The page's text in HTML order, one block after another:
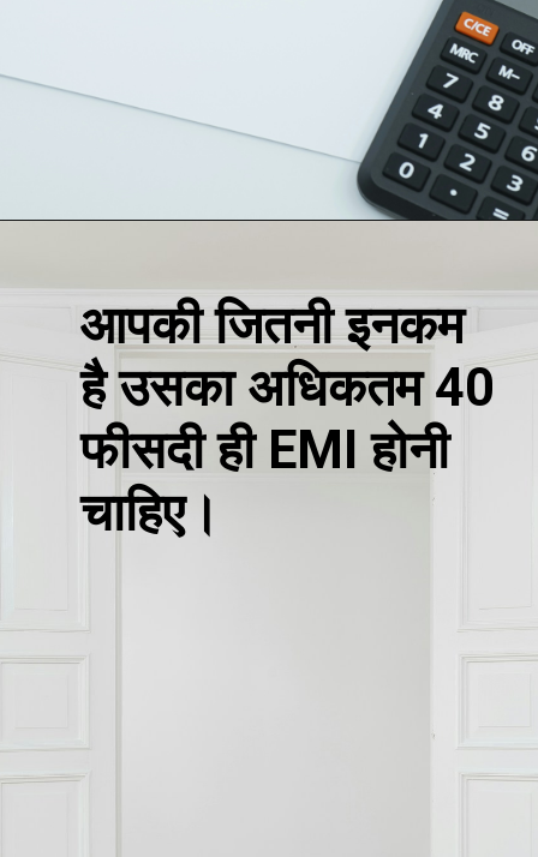
आपकी जितनी इनकम
है उसका अधिकतम 40
फीसदी ही EMI होनी
चाहिए।